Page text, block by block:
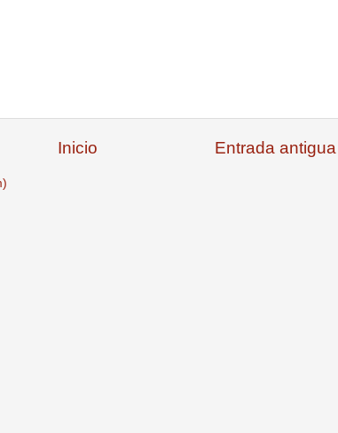
Entrada antigua
Inicio